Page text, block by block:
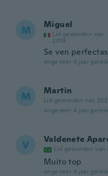
M Miguel
Lid geworden van
2019
Se ven
ongeveer 4 jaar
M Martin
Lid geworden van 2021
ongeveer 4 jaar
V Valdenete
Lid geworden van
Muito top
ongeveer 4 jaar